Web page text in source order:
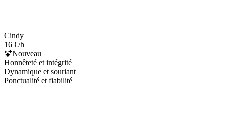
Cindy
16 €/h
Nouveau
Honnêteté et intégrité
Dynamique et souriant
Ponctualité et fiabilité